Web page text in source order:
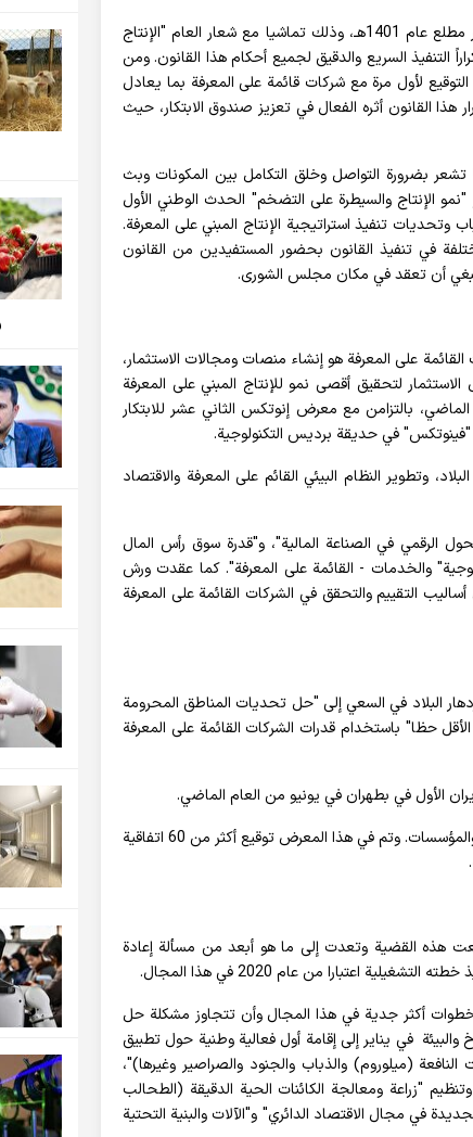
"قانون القفزة الإنتاجية القائمة على المعرفة" أقره مجلس الشورى الإسلامي الحادي عشر مطلع عام 1401هـ، وذلك تماشيا مع شعار العام "الإنتاج
التنفيذ السريع والدقيق لجميع أحكام هذا القانون. ومن
التوقيع لأول مرة مع شركات قائمة على المعرفة بما يعادل
كما كان لإقرار هذا القانون أثره الفعال في تعزيز صندوق الابتكار، حيث
تشعر بضرورة التواصل وخلق التكامل بين المكونات وبث
الأمر قدم سبتمبر 1402هـ؛ وزين العام بشعار "نمو الإنتاج والسيطرة على التضخم" الحدث الوطني الأول
تنفيذ استراتيجية الإنتاج المبني على المعرفة.
في تنفيذ القانون بحضور المستفيدين من القانون
ينبغي أن تعقد في مكان مجلس الشورى.
القائمة على المعرفة هو إنشاء منصات ومجالات الاستثمار،
لتحقيق أقصى نمو للإنتاج المبني على المعرفة
بالتزامن مع معرض إنوتكس الثاني عشر للابتكار
"فینوتکس" في حديقة برديس التكنولوجية.
وتطوير النظام البيئي القائم على المعرفة والاقتصاد
و"التحول الرقمي في الصناعة المالية"، و"قدرة سوق رأس المال
والخدمات - القائمة على المعرفة". كما عقدت ورش
التقييم والتحقق في الشركات القائمة على المعرفة
البلاد في السعي إلى "حل تحديات المناطق المحرومة
حظا" باستخدام قدرات الشركات القائمة على المعرفة
الأول في بطهران في يونيو من العام الماضي.
وتم خلال هذا المعرض توقيع 130 مذكرة تفاهم و53 عقد تعاون بين الشركات المعرفية والمؤسسات. وتم في هذا المعرض توقيع أكثر من 60 اتفاقية
هذه القضية وتعدت إلى ما هو أبعد من مسألة إعادة
اعتبارا من عام 2020 في هذا المجال.
خطوات أكثر جدية في هذا المجال وأن تتجاوز مشكلة حل
في يناير إلى إقامة أول فعالية وطنية حول تطبيق
(ميلوروم) والذباب والجنود والصراصير وغيرها)"،
"زراعة ومعالجة الكائنات الحية الدقيقة (الطحالب
في مجال الاقتصاد الدائري" و"الآلات والبنية التحتية